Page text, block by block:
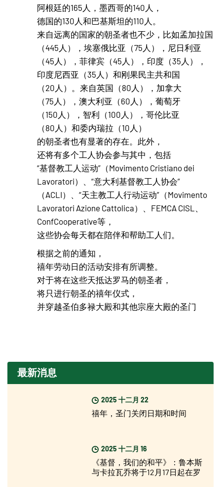
阿根廷的165人，墨西哥的140人，
德国的130人和巴基斯坦的110人。
来自远离的国家的朝圣者也不少，比如孟加拉国
（445人），埃塞俄比亚（75人），尼日利亚
（45人），菲律宾（45人），印度（35人），
印度尼西亚（35人）和刚果民主共和国
（20人）。来自英国（80人），加拿大
（75人），澳大利亚（60人），葡萄牙
（150人），智利（100人），哥伦比亚
（80人）和委内瑞拉（10人）
的朝圣者也有显著的存在。此外，
还将有多个工人协会参与其中，包括
“基督教工人运动”（Movimento Cristiano dei
Lavoratori）、“意大利基督教工人协会”
（ACLI）、“天主教工人行动运动”（Movimento
Lavoratori Azione Cattolica）、FEMCA CISL、
ConfCooperative等，
这些协会每天都在陪伴和帮助工人们。
根据之前的通知，
禧年劳动日的活动安排有所调整。
对于将在这些天抵达罗马的朝圣者，
将只进行朝圣的禧年仪式，
并穿越圣伯多禄大殿和其他宗座大殿的圣门
最新消息
2025 十二月 22
禧年，圣门关闭日期和时间
2025 十二月 16
《基督，我们的和平》：鲁本斯
与卡拉瓦乔将于12月17日起在罗
马展出